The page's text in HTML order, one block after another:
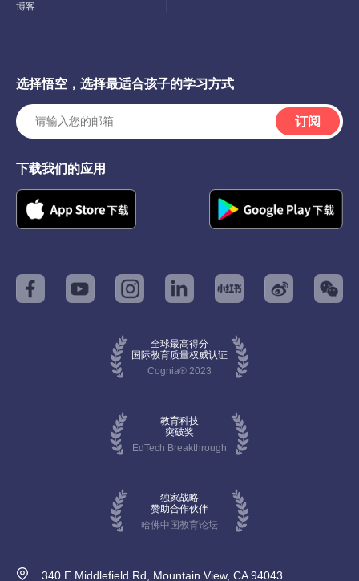
博客
选择悟空，选择最适合孩子的学习方式
订阅
下载我们的应用
全球最高得分
国际教育质量权威认证
Cognia® 2023
教育科技
突破奖
EdTech Breakthrough
独家战略
赞助合作伙伴
哈佛中国教育论坛
340 E Middlefield Rd, Mountain View, CA 94043